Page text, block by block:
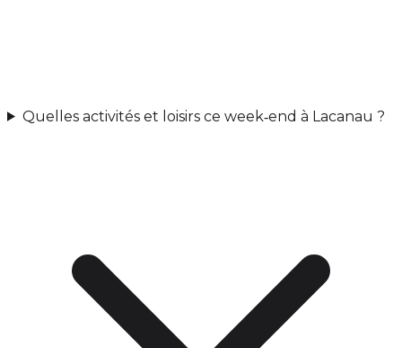
Quelles activités et loisirs ce week‑end à Lacanau ?